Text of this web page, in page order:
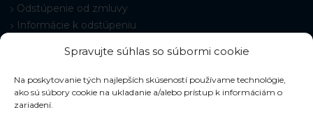
Spravujte súhlas so súbormi cookie
Na poskytovanie tých najlepších skúseností používame technológie,
ako sú súbory cookie na ukladanie a/alebo prístup k informáciám o
zariadení.
Odstúpenie od zmluvy
Informácie k odstúpeniu
Nastavenie cookies